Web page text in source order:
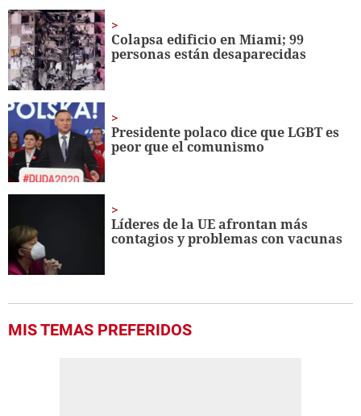
1
minute,
56
seconds
Colapsa edificio en Miami; 99
personas están desaparecidas
Presidente polaco dice que LGBT es
peor que el comunismo
Líderes de la UE afrontan más
contagios y problemas con vacunas
MIS TEMAS PREFERIDOS